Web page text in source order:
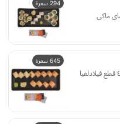
294 سعرة
645 سعرة
٤ قطع فراشة ماكي ٤ قطع كرانشي ميلت ماكي ٤ قطع فيلادلفيا